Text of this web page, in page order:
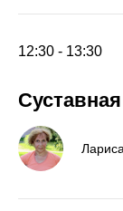
12:30 - 13:30